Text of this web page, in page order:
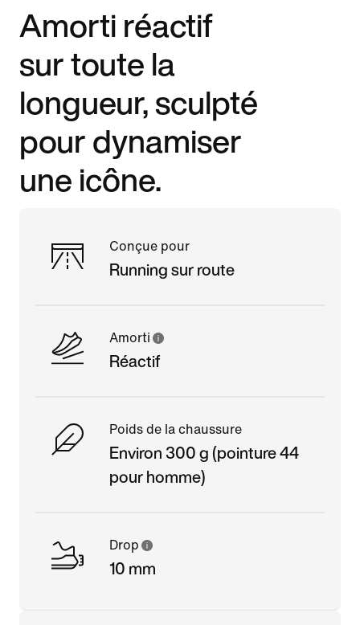
Amorti réactif
sur toute la
longueur, sculpté
pour dynamiser
une icône.
Conçue pour
Running sur route
Amorti
Réactif
Poids de la chaussure
Environ 300 g (pointure 44
pour homme)
Drop
10 mm